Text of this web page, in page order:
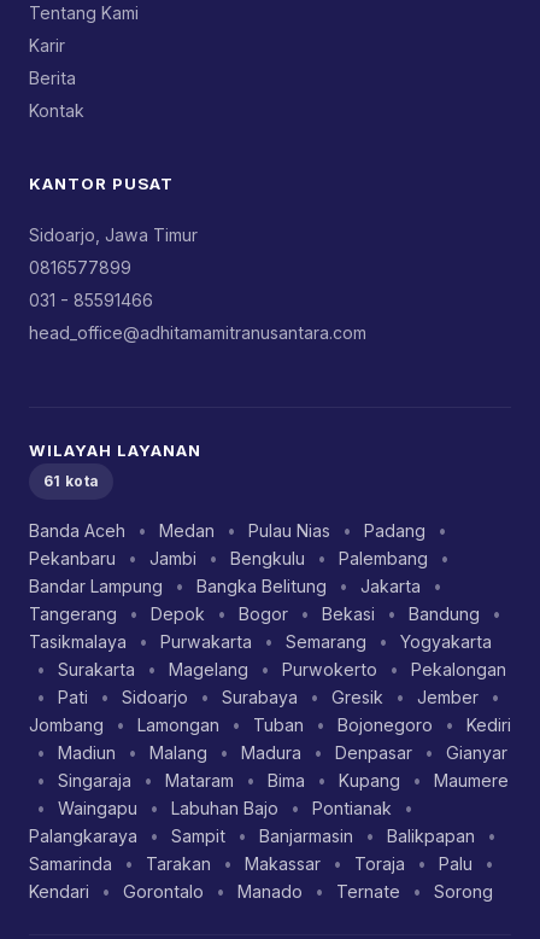
Tentang Kami
Karir
Berita
Kontak
KANTOR PUSAT
Sidoarjo, Jawa Timur
0816577899
031 - 85591466
head_office@adhitamamitranusantara.com
WILAYAH LAYANAN
61 kota
Banda Aceh • Medan • Pulau Nias • Padang
•
Pekanbaru
• Jambi • Bengkulu • Palembang
•
Bandar Lampung
• Bangka Belitung • Jakarta
•
Tangerang
• Depok • Bogor • Bekasi • Bandung
•
Tasikmalaya
• Purwakarta • Semarang •
Yogyakarta
•
Surakarta • Magelang • Purwokerto •
Pekalongan
•
Pati • Sidoarjo • Surabaya • Gresik • Jember
•
Jombang
• Lamongan • Tuban • Bojonegoro •
Kediri
•
Madiun • Malang • Madura • Denpasar •
Gianyar
•
Singaraja • Mataram • Bima • Kupang •
Maumere
•
Waingapu • Labuhan Bajo • Pontianak
•
Palangkaraya
• Sampit • Banjarmasin • Balikpapan
•
Samarinda
• Tarakan • Makassar • Toraja • Palu
•
Kendari
• Gorontalo • Manado • Ternate • Sorong